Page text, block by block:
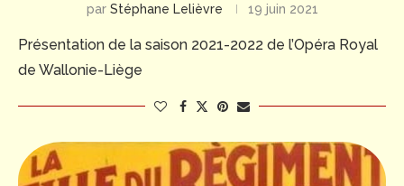
par Stéphane Lelièvre 19 juin 2021
Présentation de la saison 2021-2022 de l’Opéra Royal
de Wallonie-Liège